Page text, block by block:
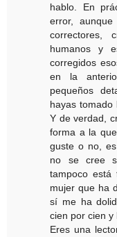
hablo. En
error,
correctores,
humanos y
corregidos
en la
pequeños
hayas tomado
Y de verdad,
forma a la
guste o no,
no se cree
tampoco
mujer que ha
sí me ha
cien por cien y
Eres una